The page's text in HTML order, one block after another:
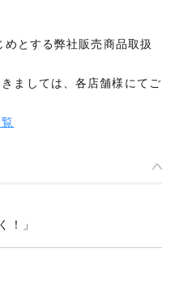
とする弊社販売商品取扱
ましては、各店舗様にてご
！」